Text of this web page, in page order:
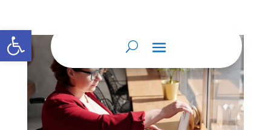
Abrir barra de herramientas